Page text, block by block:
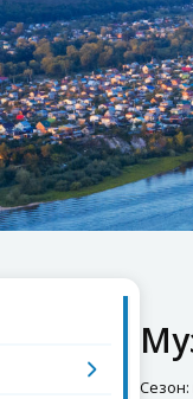
Сезон: